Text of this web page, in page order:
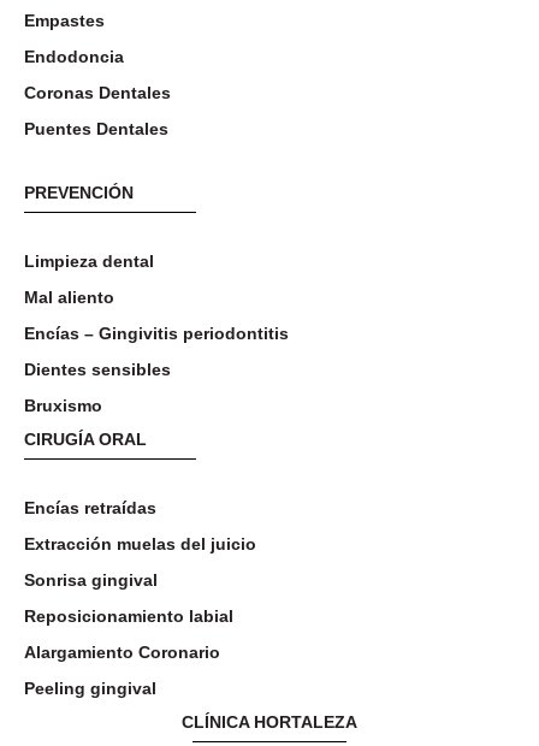
Empastes
Endodoncia
Coronas Dentales
Puentes Dentales
PREVENCIÓN
Limpieza dental
Mal aliento
Encías – Gingivitis periodontitis
Dientes sensibles
Bruxismo
CIRUGÍA ORAL
Encías retraídas
Extracción muelas del juicio
Sonrisa gingival
Reposicionamiento labial
Alargamiento Coronario
Peeling gingival
CLÍNICA HORTALEZA